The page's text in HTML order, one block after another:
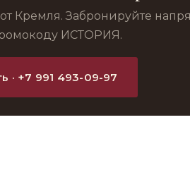
от Кремля. Забронируйте
ИСТОРИЯ.
· +7 991 493-09-97